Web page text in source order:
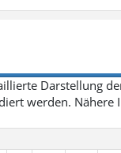
Darstellung
werden.